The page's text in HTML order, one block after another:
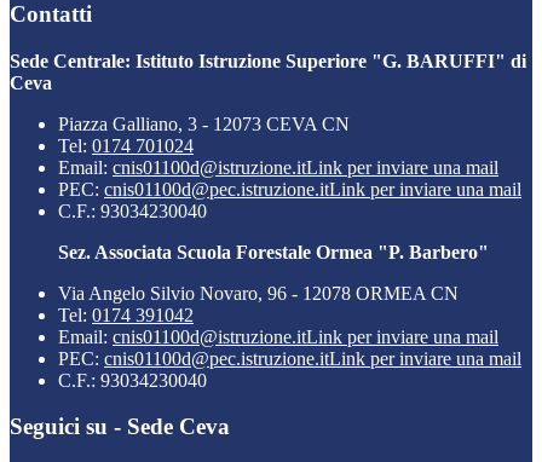
Contatti
Sede Centrale: Istituto Istruzione Superiore "G. BARUFFI" di
Ceva
Piazza Galliano, 3 - 12073 CEVA CN
Tel: 0174 701024
Email: cnis01100d@istruzione.itLink per inviare una mail
PEC: cnis01100d@pec.istruzione.itLink per inviare una mail
C.F.: 93034230040
Sez. Associata Scuola Forestale Ormea "P. Barbero"
Via Angelo Silvio Novaro, 96 - 12078 ORMEA CN
Tel: 0174 391042
Email: cnis01100d@istruzione.itLink per inviare una mail
PEC: cnis01100d@pec.istruzione.itLink per inviare una mail
C.F.: 93034230040
Seguici su - Sede Ceva